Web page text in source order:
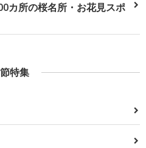
カ所の桜名所・お花見スポ
特集